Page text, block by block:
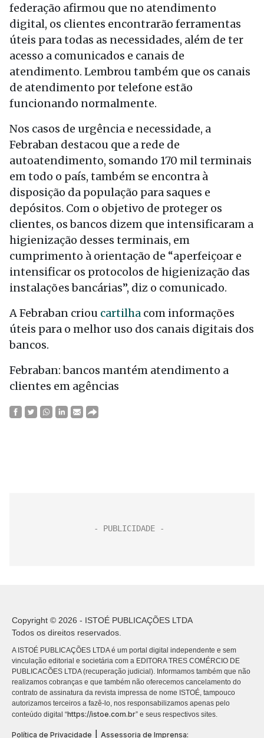
federação afirmou que no atendimento
digital, os clientes encontrarão ferramentas
úteis para todas as necessidades, além de ter
acesso a comunicados e canais de
atendimento. Lembrou também que os canais
de atendimento por telefone estão
funcionando normalmente.
Nos casos de urgência e necessidade, a
Febraban destacou que a rede de
autoatendimento, somando 170 mil terminais
em todo o país, também se encontra à
disposição da população para saques e
depósitos. Com o objetivo de proteger os
clientes, os bancos dizem que intensificaram a
higienização desses terminais, em
cumprimento à orientação de “aperfeiçoar e
intensificar os protocolos de higienização das
instalações bancárias”, diz o comunicado.
A Febraban criou cartilha com informações
úteis para o melhor uso dos canais digitais dos
bancos.
Febraban: bancos mantém atendimento a
clientes em agências
Copyright © 2026 - ISTOÉ PUBLICAÇÕES LTDA
Todos os direitos reservados.
A ISTOÉ PUBLICAÇÕES LTDA é um portal digital independente e sem
vinculação editorial e societária com a EDITORA TRES COMÉRCIO DE
PUBLICACÕES LTDA (recuperação judicial). Informamos também que não
realizamos cobranças e que também não oferecemos cancelamento do
contrato de assinatura da revista impressa de nome ISTOÉ, tampouco
autorizamos terceiros a fazê-lo, nos responsabilizamos apenas pelo
conteúdo digital “https://istoe.com.br” e seus respectivos sites.
Política de Privacidade Assessoria de Imprensa: